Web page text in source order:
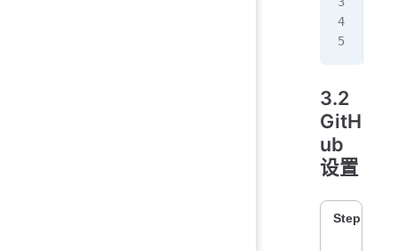
3.2
GitH
ub
设置
Step 1：